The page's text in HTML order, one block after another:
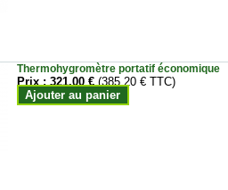
Thermohygromètre portatif économique
Prix :321.00 € (385.20 € TTC)
Ajouter au panier